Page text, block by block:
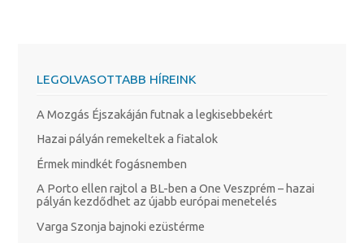
LEGOLVASOTTABB HÍREINK
A Mozgás Éjszakáján futnak a legkisebbekért
Hazai pályán remekeltek a fiatalok
Érmek mindkét fogásnemben
A Porto ellen rajtol a BL-ben a One Veszprém – hazai
pályán kezdődhet az újabb európai menetelés
Varga Szonja bajnoki ezüstérme